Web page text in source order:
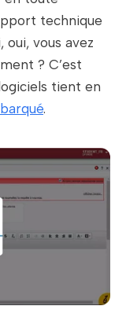
technique
oui, vous avez
? C’est
tient en
.